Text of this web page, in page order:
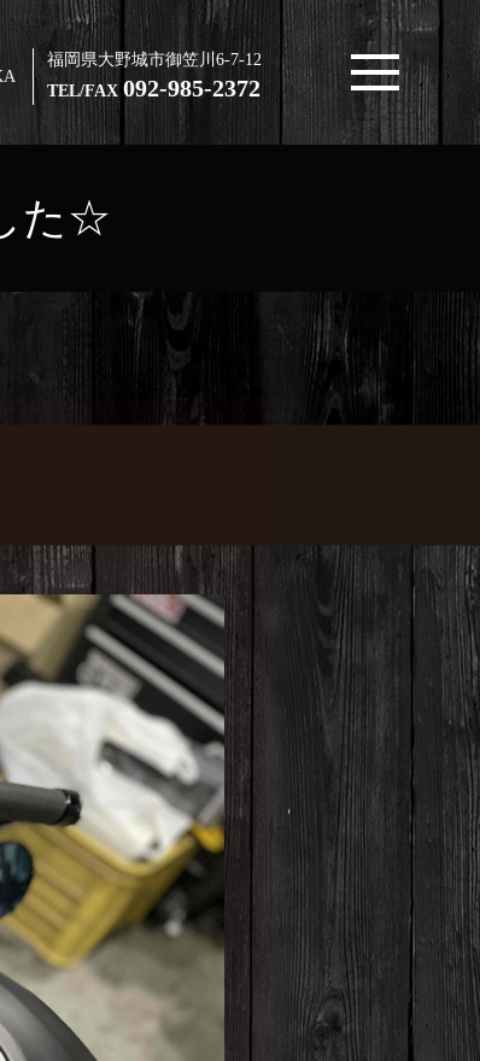
福岡県大野城市御笠川6-7-12
TEL/FAX 092-985-2372
た☆